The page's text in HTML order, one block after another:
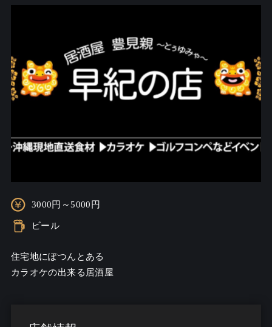
3000円～5000円
ビール
住宅地にぽつんとある
カラオケの出来る居酒屋